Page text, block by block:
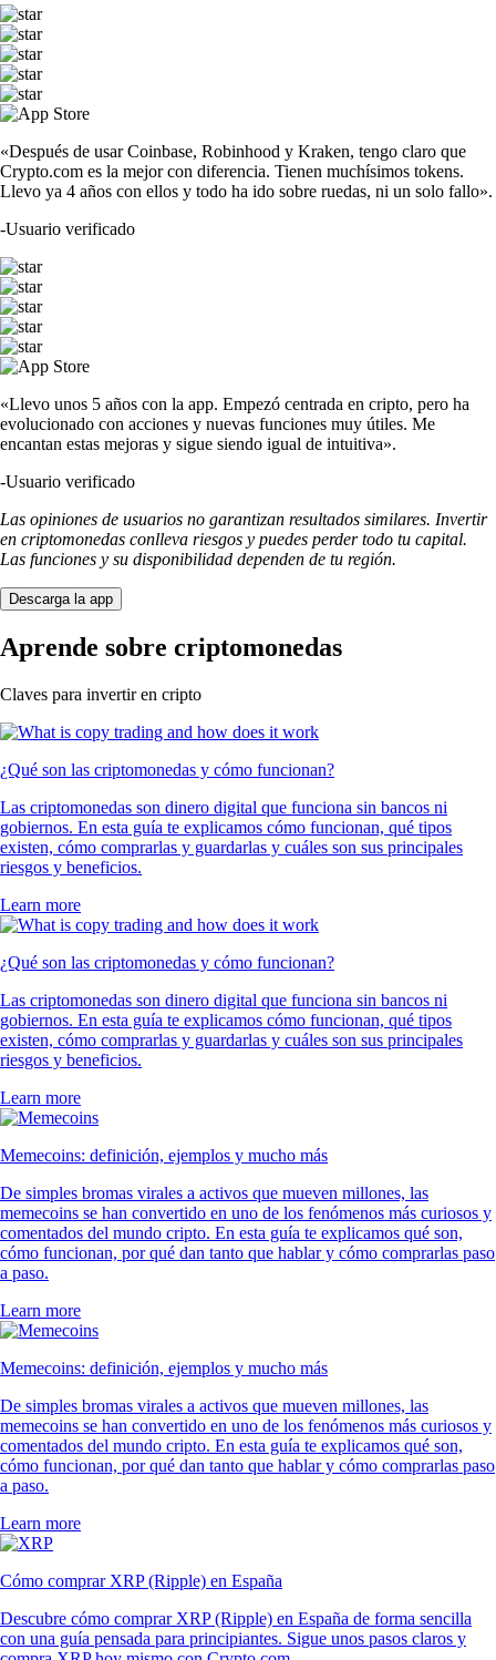
«Después de usar Coinbase, Robinhood y Kraken, tengo claro que
Crypto.com es la mejor con diferencia. Tienen muchísimos tokens.
Llevo ya 4 años con ellos y todo ha ido sobre ruedas, ni un solo fallo».
-Usuario verificado
«Llevo unos 5 años con la app. Empezó centrada en cripto, pero ha
evolucionado con acciones y nuevas funciones muy útiles. Me
encantan estas mejoras y sigue siendo igual de intuitiva».
-Usuario verificado
Las opiniones de usuarios no garantizan resultados similares. Invertir
en criptomonedas conlleva riesgos y puedes perder todo tu capital.
Las funciones y su disponibilidad dependen de tu región.
Descarga la app
Aprende sobre criptomonedas
Claves para invertir en cripto
¿Qué son las criptomonedas y cómo funcionan?
Las criptomonedas son dinero digital que funciona sin bancos ni
gobiernos. En esta guía te explicamos cómo funcionan, qué tipos
existen, cómo comprarlas y guardarlas y cuáles son sus principales
riesgos y beneficios.
Learn more
¿Qué son las criptomonedas y cómo funcionan?
Las criptomonedas son dinero digital que funciona sin bancos ni
gobiernos. En esta guía te explicamos cómo funcionan, qué tipos
existen, cómo comprarlas y guardarlas y cuáles son sus principales
riesgos y beneficios.
Learn more
Memecoins: definición, ejemplos y mucho más
De simples bromas virales a activos que mueven millones, las
memecoins se han convertido en uno de los fenómenos más curiosos y
comentados del mundo cripto. En esta guía te explicamos qué son,
cómo funcionan, por qué dan tanto que hablar y cómo comprarlas paso
a paso.
Learn more
Memecoins: definición, ejemplos y mucho más
De simples bromas virales a activos que mueven millones, las
memecoins se han convertido en uno de los fenómenos más curiosos y
comentados del mundo cripto. En esta guía te explicamos qué son,
cómo funcionan, por qué dan tanto que hablar y cómo comprarlas paso
a paso.
Learn more
Cómo comprar XRP (Ripple) en España
Descubre cómo comprar XRP (Ripple) en España de forma sencilla
con una guía pensada para principiantes. Sigue unos pasos claros y